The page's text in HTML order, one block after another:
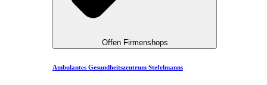
Offen Firmenshops
Ambulantes Gesundheitszentrum Stefelmanns